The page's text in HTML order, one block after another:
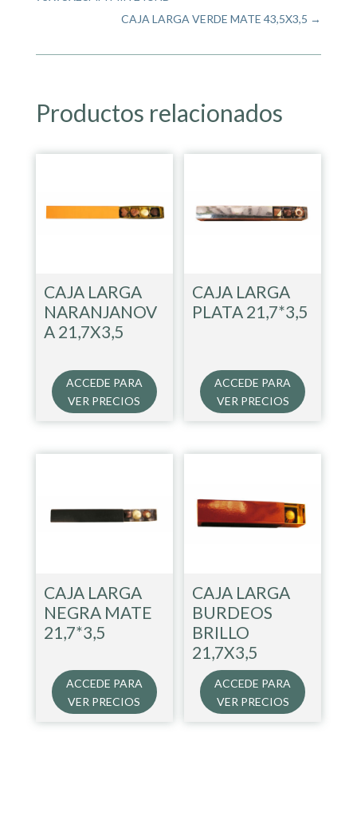
CAJA LARGA VERDE MATE 43,5X3,5 →
Productos relacionados
CAJA LARGA
NARANJANOV
A 21,7X3,5
ACCEDE PARA
VER PRECIOS
CAJA LARGA
PLATA 21,7*3,5
ACCEDE PARA
VER PRECIOS
CAJA LARGA
NEGRA MATE
21,7*3,5
ACCEDE PARA
VER PRECIOS
CAJA LARGA
BURDEOS
BRILLO
21,7X3,5
ACCEDE PARA
VER PRECIOS